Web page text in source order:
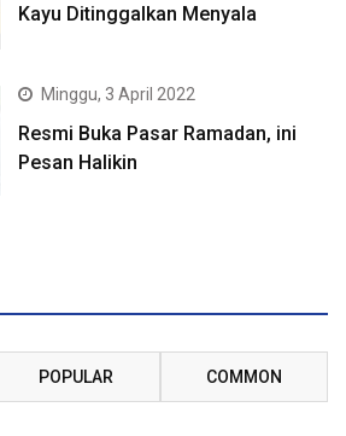
Kayu Ditinggalkan Menyala
Minggu, 3 April 2022
Resmi Buka Pasar Ramadan, ini
Pesan Halikin
POPULAR COMMON